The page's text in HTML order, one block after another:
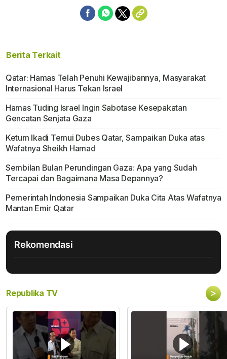
Berita Terkait
Qatar: Hamas Telah Penuhi Kewajibannya, Masyarakat
Internasional Harus Tekan Israel
Hamas Tuding Israel Ingin Sabotase Kesepakatan
Gencatan Senjata Gaza
Ketum Ikadi Temui Dubes Qatar, Sampaikan Duka atas
Wafatnya Sheikh Hamad
Sembilan Bulan Perundingan Gaza: Apa yang Sudah
Tercapai dan Bagaimana Masa Depannya?
Pemerintah Indonesia Sampaikan Duka Cita Atas Wafatnya
Mantan Emir Qatar
Rekomendasi
Republika TV >